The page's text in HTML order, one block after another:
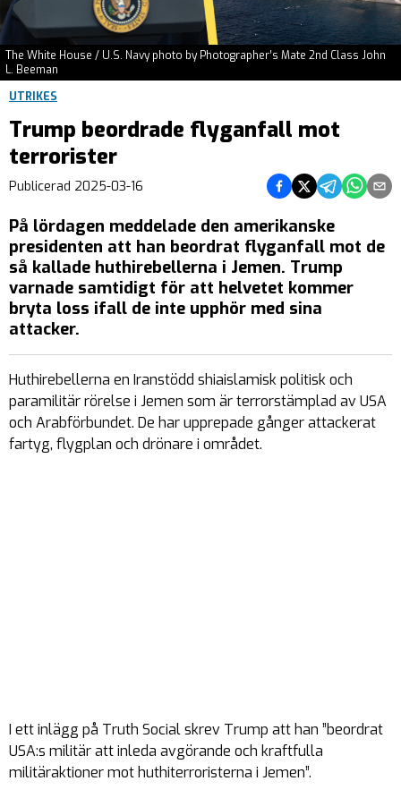
The White House / U.S. Navy photo by Photographer’s Mate 2nd Class John
L. Beeman
UTRIKES
Trump beordrade flyganfall mot
terrorister
Publicerad 2025-03-16 Dela på Facebook
Dela på Twitter
Dela påDela på
Dela
På lördagen meddelade den amerikanske
presidenten att han beordrat flyganfall mot de
så kallade huthirebellerna i Jemen. Trump
varnade samtidigt för att helvetet kommer
bryta loss ifall de inte upphör med sina
attacker.
Huthirebellerna en Iranstödd shiaislamisk politisk och
paramilitär rörelse i Jemen som är terrorstämplad av USA
och Arabförbundet. De har upprepade gånger attackerat
fartyg, flygplan och drönare i området.
I ett inlägg på Truth Social skrev Trump att han ”beordrat
USA:s militär att inleda avgörande och kraftfulla
militäraktioner mot huthiterroristerna i Jemen”.